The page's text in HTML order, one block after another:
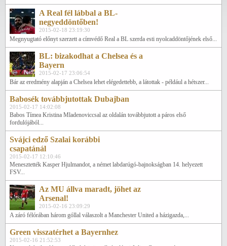
A Real fél lábbal a BL-
negyeddöntőben!
2015-02-18 23:19:30
Megnyugtató előnyt szerzett a címvédő Real a BL szerda esti nyolcaddöntőjének első...
BL: bizakodhat a Chelsea és a
Bayern
2015-02-17 23:06:54
Bár az eredmény alapján a Chelsea lehet elégedettebb, a látottak - például a hétszer...
Babosék továbbjutottak Dubajban
2015-02-17 14:02:08
Babos Tímea Kristina Mladenoviccsal az oldalán továbbjutott a páros első
fordulójából...
Svájci edző Szalai korábbi
csapatánál
2015-02-17 12:10:46
Menesztették Kasper Hjulmandot, a német labdarúgó-bajnokságban 14. helyezett
FSV...
Az MU állva maradt, jöhet az
Arsenal!
2015-02-16 23:09:29
A záró félórában három góllal válaszolt a Manchester United a házigazda,...
Green visszatérhet a Bayernhez
2015-02-16 21:52:53